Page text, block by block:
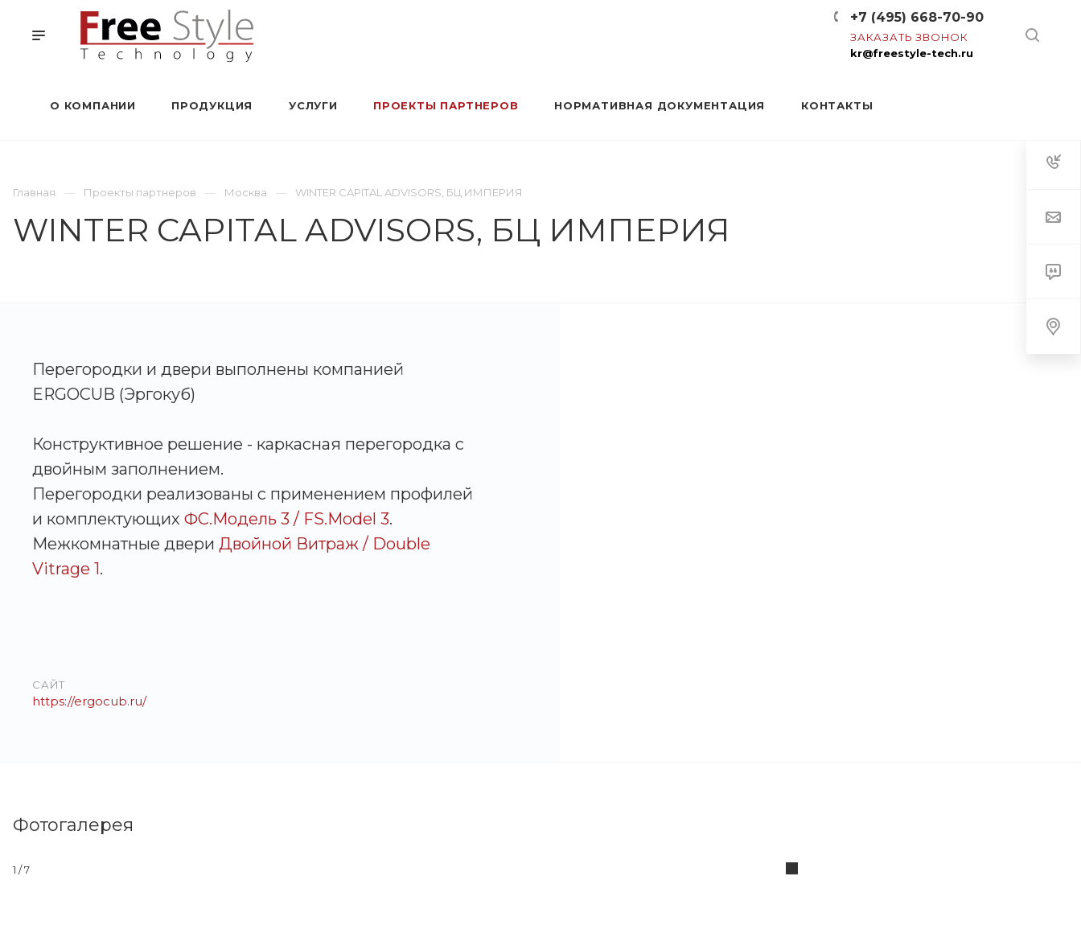
+7 (495) 668-70-90
ЗАКАЗАТЬ ЗВОНОК
kr@freestyle-tech.ru
О КОМПАНИИ ПРОДУКЦИЯ УСЛУГИ ПРОЕКТЫ ПАРТНЕРОВ НОРМАТИВНАЯ ДОКУМЕНТАЦИЯ КОНТАКТЫ
Главная Проекты партнеров Москва WINTER CAPITAL ADVISORS, БЦ ИМПЕРИЯ
WINTER CAPITAL ADVISORS, БЦ ИМПЕРИЯ
Перегородки и двери выполнены компанией
ERGOCUB (Эргокуб)
Конструктивное решение - каркасная перегородка с
двойным заполнением.
Перегородки реализованы с применением профилей
и комплектующих ФС.Модель 3 / FS.Model 3.
Межкомнатные двери Двойной Витраж / Double
Vitrage 1.
САЙТ
https://ergocub.ru/
Фотогалерея
1 / 7